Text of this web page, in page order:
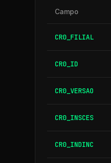
Campo
CR0_FILIAL
CR0_ID
CR0_VERSAO
CR0_INSCES
CR0_INDINC